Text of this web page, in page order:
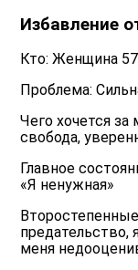
Избавление
Кто: Женщина
Проблема:
Чего хочется
свобода,
Главное
«Я ненужная»
предательство,
меня